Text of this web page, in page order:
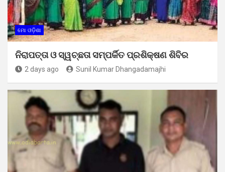
ମୋ ଓଡ଼ିଶା
ନିରାପତ୍ତା ଓ ସ୍ୱଚ୍ଛତା ସମ୍ପର୍କିତ ପ୍ରଶିକ୍ଷଣ ଶିବିର
2 days ago Sunil Kumar Dhangadamajhi